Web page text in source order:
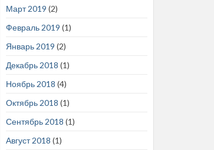
Март 2019 (2)
Февраль 2019 (1)
Январь 2019 (2)
Декабрь 2018 (1)
Ноябрь 2018 (4)
Октябрь 2018 (1)
Сентябрь 2018 (1)
Август 2018 (1)